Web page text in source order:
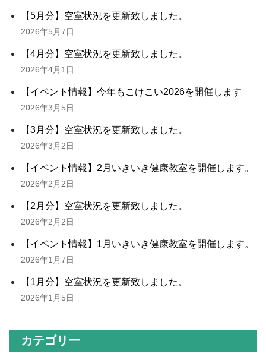
【5月分】空室状況を更新致しました。
2026年5月7日
【4月分】空室状況を更新致しました。
2026年4月1日
【イベント情報】今年もこけこい2026を開催します
2026年3月5日
【3月分】空室状況を更新致しました。
2026年3月2日
【イベント情報】2月いきいき健康教室を開催します。
2026年2月2日
【2月分】空室状況を更新致しました。
2026年2月2日
【イベント情報】1月いきいき健康教室を開催します。
2026年1月7日
【1月分】空室状況を更新致しました。
2026年1月5日
カテゴリー